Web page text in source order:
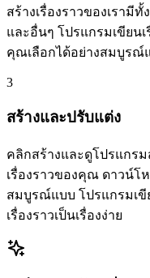
สร้างเรื่องราวของเรา
และอื่นๆ โปรแกรมเขียน
คุณเลือกได้อย่างสมบูรณ์
3
สร้างและปรับแต่ง
คลิกสร้างและดูโปรแกรม
เรื่องราวของคุณ ดาวน์โ
สมบูรณ์แบบ โปรแกรมเขี
เรื่องราวเป็นเรื่องง่าย